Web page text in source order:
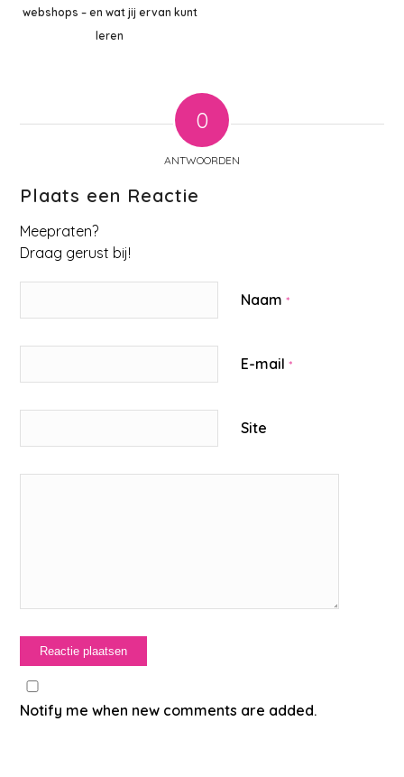
webshops – en wat jij ervan kunt
leren
0
ANTWOORDEN
Plaats een Reactie
Meepraten?
Draag gerust bij!
Naam*
E-mail*
Site
Notify me when new comments are added.